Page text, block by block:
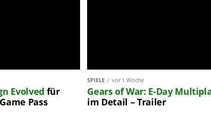
Evolved für
Pass
SPIELE vor 1 Woche
Gears of War: E-Day
im Detail – Trailer